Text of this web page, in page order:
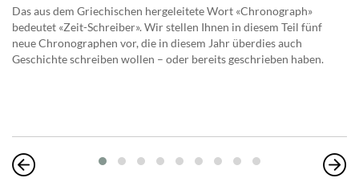
Das aus dem Griechischen hergeleitete Wort «Chronograph»
bedeutet «Zeit-Schreiber». Wir stellen Ihnen in diesem Teil fünf
neue Chronographen vor, die in diesem Jahr überdies auch
Geschichte schreiben wollen – oder bereits geschrieben haben.